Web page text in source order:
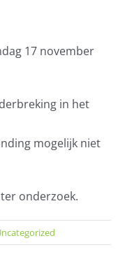
17 november
in het
mogelijk niet
onderzoek.